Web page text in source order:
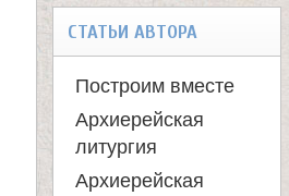
р
м
а
п
СТАТЬИ АВТОРА
Построим вместе
Архиерейская
литургия
Архиерейская